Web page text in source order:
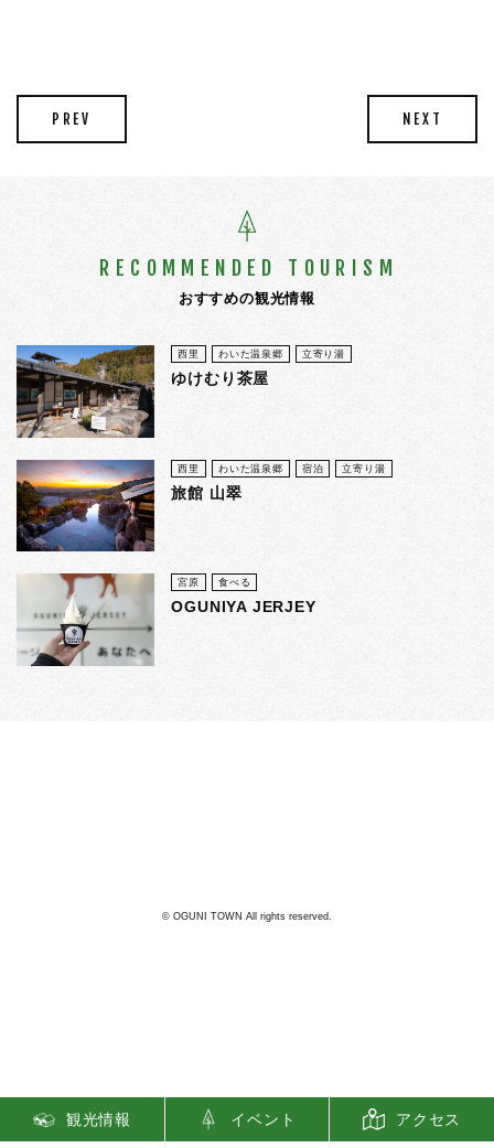
PREV NEXT
RECOMMENDED TOURISM
おすすめの観光情報
西里 わいた温泉郷 立寄り湯
ゆけむり茶屋
西里 わいた温泉郷 宿泊 立寄り湯
旅館 山翠
宮原 食べる
OGUNIYA JERJEY
© OGUNI TOWN All rights reserved.
観光情報 イベント アクセス
Translate »